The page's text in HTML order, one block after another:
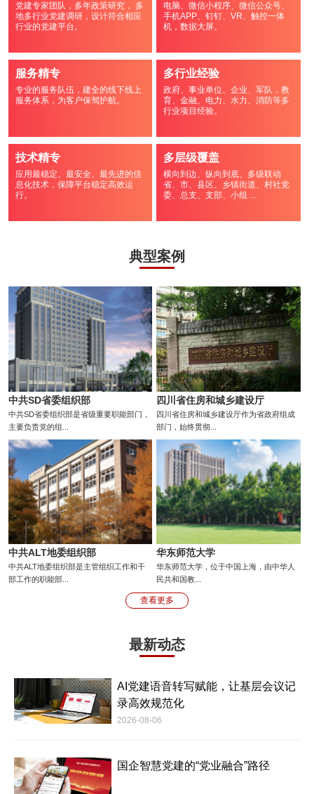
党建专家团队，多年政策研究， 多
地多行业党建调研，设计符合相应
行业的党建平台。
电脑、微信小程序、微信公众号、
手机APP、钉钉、VR、触控一体
机，数据大屏。
服务精专
专业的服务队伍，建全的线下线上
服务体系，为客户保驾护航。
多行业经验
政府、事业单位、企业、军队，教
育、金融、电力、水力、消防等多
行业项目经验。
技术精专
应用最稳定、最安全、最先进的信
息化技术，保障平台稳定高效运
行。
多层级覆盖
横向到边、纵向到底、多级联动
省、市、县区、乡镇街道、村社党
委、总支、支部、小组 ...
典型案例
中共SD省委组织部
中共SD省委组织部是省级重要职能部门，
主要负责党的组...
四川省住房和城乡建设厅
四川省住房和城乡建设厅作为省政府组成
部门，始终贯彻...
中共ALT地委组织部
中共ALT地委组织部是主管组织工作和干
部工作的职能部...
华东师范大学
华东师范大学，位于中国上海，由中华人
民共和国教...
查看更多
最新动态
AI党建语音转写赋能，让基层会议记
录高效规范化
2026-08-06
国企智慧党建的“党业融合”路径